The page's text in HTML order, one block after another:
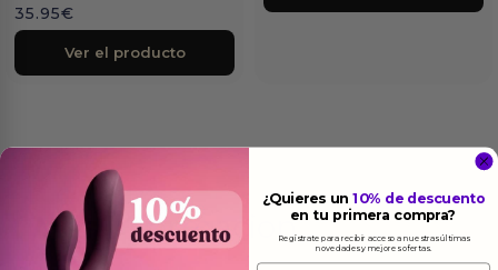
35.95€
Ver el producto
Más informacion
¿Quieres un10% de descuento
en tu primera compra?
Regístrate para recibir acceso a nuestras últimas
novedades y mejores ofertas.
Email